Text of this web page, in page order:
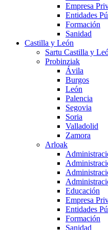
Empresa
Entidades
Formación
Sanidad
Castilla y León
Sartu Castilla y
Probinziak
Ávila
Burgos
León
Palencia
Segovia
Soria
Valladolid
Zamora
Arloak
Educación
Empresa
Entidades
Formación
Sanidad